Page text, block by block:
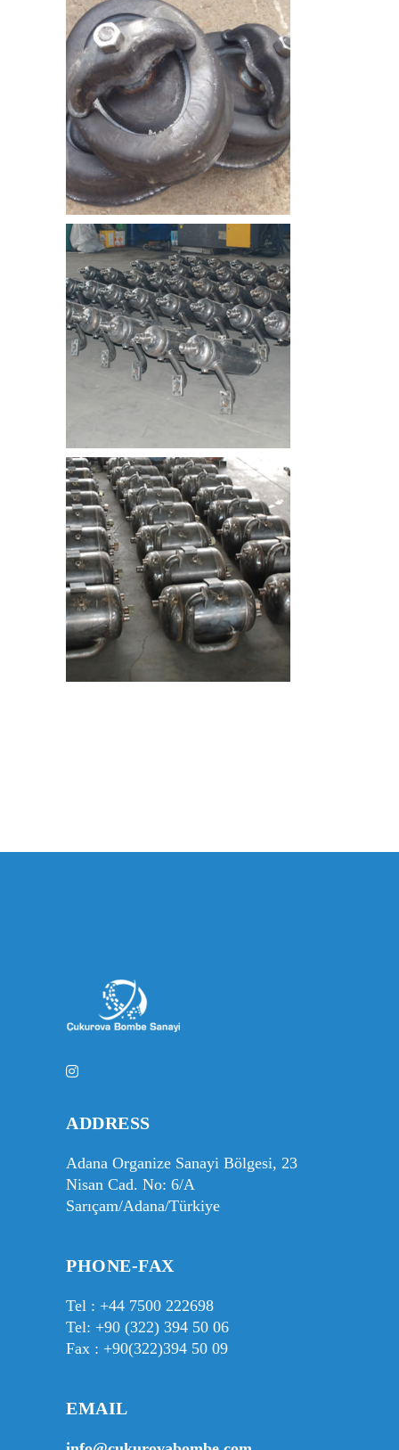
ADDRESS
Adana Organize Sanayi Bölgesi, 23
Nisan Cad. No: 6/A
Sarıçam/Adana/Türkiye
PHONE-FAX
Tel : +44 7500 222698
Tel: +90 (322) 394 50 06
Fax : +90(322)394 50 09
EMAIL